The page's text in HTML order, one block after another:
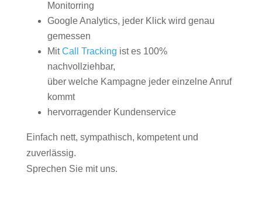
Monitorring
Google Analytics, jeder Klick wird genau
gemessen
MitCall Tracking ist es 100%
nachvollziehbar,
über welche Kampagne jeder einzelne Anruf
kommt
hervorragender Kundenservice
Einfach nett, sympathisch, kompetent und
zuverlässig.
Sprechen Sie mit uns.